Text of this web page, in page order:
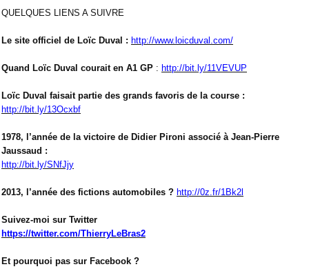
QUELQUES LIENS A SUIVRE
Le site officiel de Loïc Duval : http://www.loicduval.com/
Quand Loïc Duval courait en A1 GP : http://bit.ly/11VEVUP
Loïc Duval faisait partie des grands favoris de la course :
http://bit.ly/13Ocxbf
1978, l’année de la victoire de Didier Pironi associé à Jean-Pierre
Jaussaud :
http://bit.ly/SNfJjy
2013, l’année des fictions automobiles ? http://0z.fr/1Bk2l
Suivez-moi sur Twitter
https://twitter.com/ThierryLeBras2
Et pourquoi pas sur Facebook ?